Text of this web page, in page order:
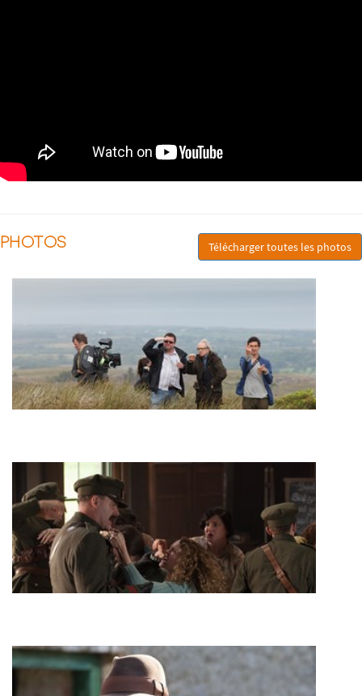
PHOTOS Télécharger toutes les photos